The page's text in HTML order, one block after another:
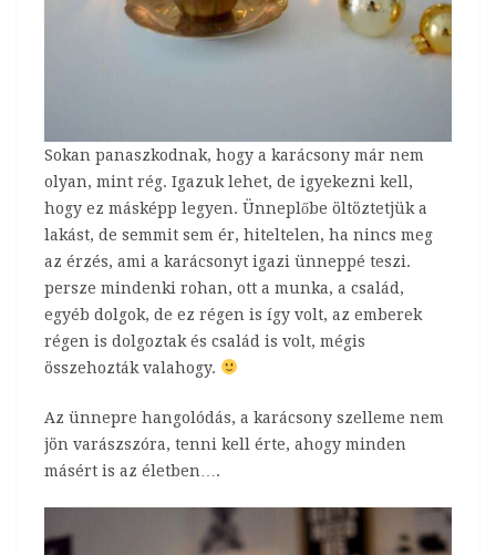
Sokan panaszkodnak, hogy a karácsony már nem
olyan, mint rég. Igazuk lehet, de igyekezni kell,
hogy ez másképp legyen. Ünneplőbe öltöztetjük a
lakást, de semmit sem ér, hiteltelen, ha nincs meg
az érzés, ami a karácsonyt igazi ünneppé teszi.
persze mindenki rohan, ott a munka, a család,
egyéb dolgok, de ez régen is így volt, az emberek
régen is dolgoztak és család is volt, mégis
összehozták valahogy.
Az ünnepre hangolódás, a karácsony szelleme nem
jön varászszóra, tenni kell érte, ahogy minden
másért is az életben….